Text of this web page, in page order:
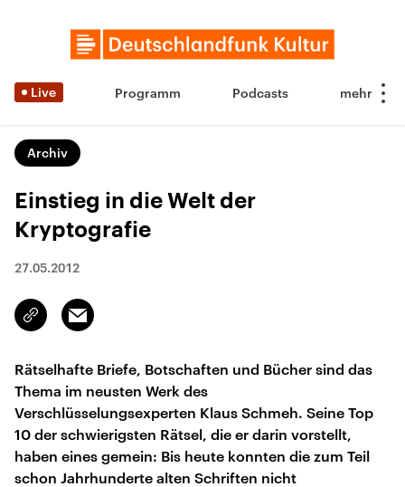
Live Programm Podcasts
Archiv
Einstieg in die Welt der
Kryptografie
27.05.2012
Link
kopieren/teilen
Email
Rätselhafte Briefe, Botschaften und Bücher sind das
Thema im neusten Werk des
Verschlüsselungsexperten Klaus Schmeh. Seine Top
10 der schwierigsten Rätsel, die er darin vorstellt,
haben eines gemein: Bis heute konnten die zum Teil
schon Jahrhunderte alten Schriften nicht